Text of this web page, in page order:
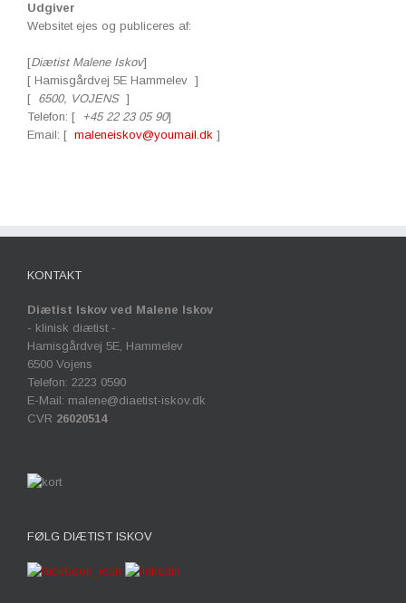
Udgiver
Websitet ejes og publiceres af:
[Diætist Malene Iskov]
[ Hamisgårdvej 5E Hammelev ]
[ 6500, VOJENS]
Telefon: [ +45 22 23 05 90]
Email: [ maleneiskov@youmail.dk ]
KONTAKT
Diætist Iskov ved Malene Iskov
- klinisk diætist -
Hamisgårdvej 5E, Hammelev
6500 Vojens
Telefon: 2223 0590
E-Mail: malene@diaetist-iskov.dk
CVR 26020514
FØLG DIÆTIST ISKOV